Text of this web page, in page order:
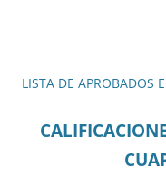
LISTA DE APROBADOS